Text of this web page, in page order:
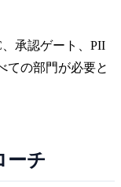
承認ゲート、PII
ての部門が必要と
ーチ